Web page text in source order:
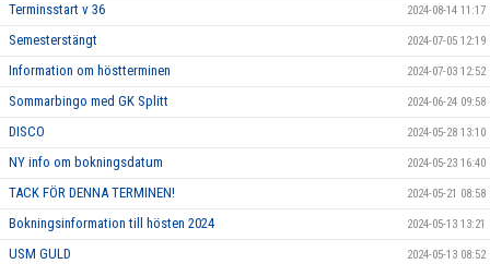
Terminsstart v 36 2024-08-14 11:17
Semesterstängt 2024-07-05 12:19
Information om höstterminen 2024-07-03 12:52
Sommarbingo med GK Splitt 2024-06-24 09:58
DISCO 2024-05-28 13:10
NY info om bokningsdatum 2024-05-23 16:40
TACK FÖR DENNA TERMINEN! 2024-05-21 08:58
Bokningsinformation till hösten 2024 2024-05-13 13:21
USM GULD 2024-05-13 08:52